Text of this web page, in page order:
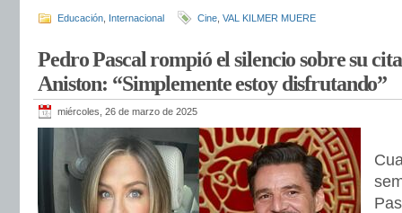
Educación Internacional Cine VAL KILMER MUERE
Pedro Pascal rompió el silencio sobre su
Aniston: “Simplemente estoy disfrutando”
miércoles, 26 de marzo de 2025